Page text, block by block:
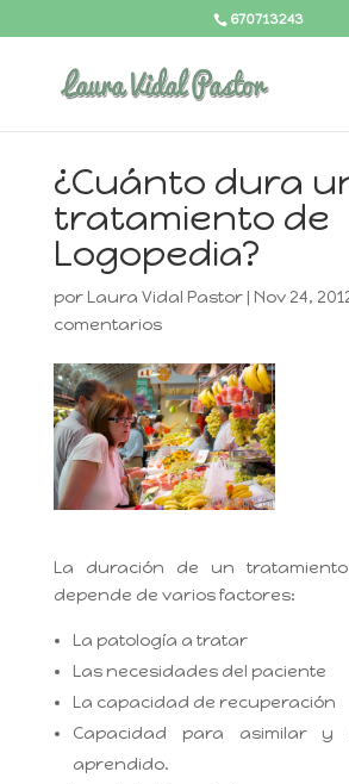
670713243
¿Cuánto dura
tratamiento de
Logopedia?
por Laura Vidal Pastor| Nov 24,
comentarios
La duración de un
depende de varios factores:
La patología a tratar
Las necesidades del paciente
La capacidad de recuperación
Capacidad para asimilar y
aprendido.